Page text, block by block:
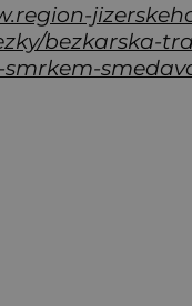
bezkarska-